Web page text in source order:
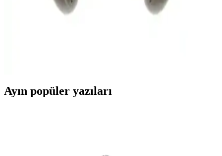
Apple AirPods Max Bluetooth Kulaküstü Kulaklık -
Ayın popüler yazıları